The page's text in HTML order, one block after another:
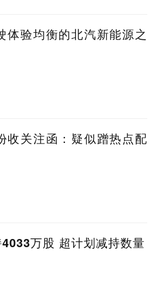
验均衡的北汽新能源之
收关注函：疑似蹭热点配
万股 超计划减持数量